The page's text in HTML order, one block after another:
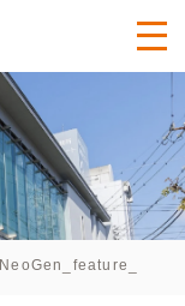
NeoGen_feature_